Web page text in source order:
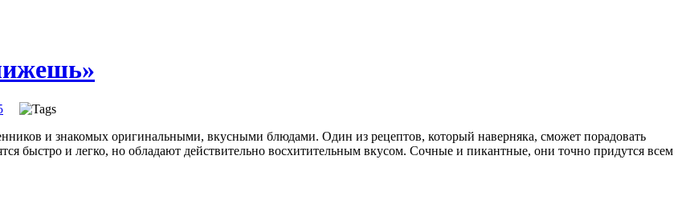
и знакомых оригинальными, вкусными блюдами. Один из рецептов, который наверняка, сможет порадовать
быстро и легко, но обладают действительно восхитительным вкусом. Сочные и пикантные, они точно придутся всем